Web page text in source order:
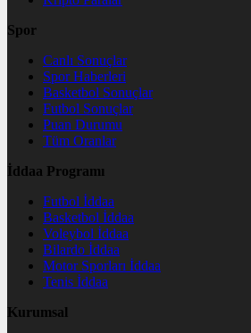
Spor
Canlı Sonuçlar
Spor Haberleri
Basketbol Sonuçlar
Futbol Sonuçlar
Puan Durumu
Tüm Oranlar
İddaa Programı
Futbol İddaa
Basketbol İddaa
Voleybol İddaa
Bilardo İddaa
Motor Sporları İddaa
Tenis İddaa
Kurumsal